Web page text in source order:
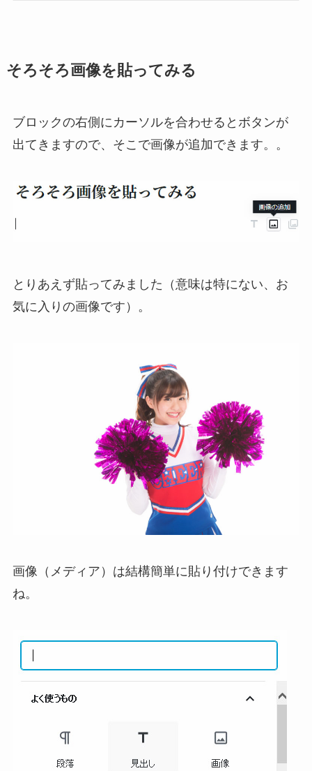
そろそろ画像を貼ってみる
ブロックの右側にカーソルを合わせるとボタンが
出てきますので、そこで画像が追加できます。。
とりあえず貼ってみました（意味は特にない、お
気に入りの画像です）。
画像（メディア）は結構簡単に貼り付けできます
ね。